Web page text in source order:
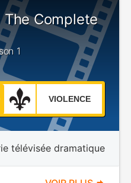
Complete
1
VIOLENCE
télévisée dramatique